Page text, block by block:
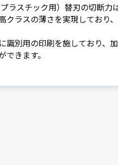
ラスチック用）替刃の切断力
クラスの薄さを実現しており
識別用の印刷を施しており、
きます。